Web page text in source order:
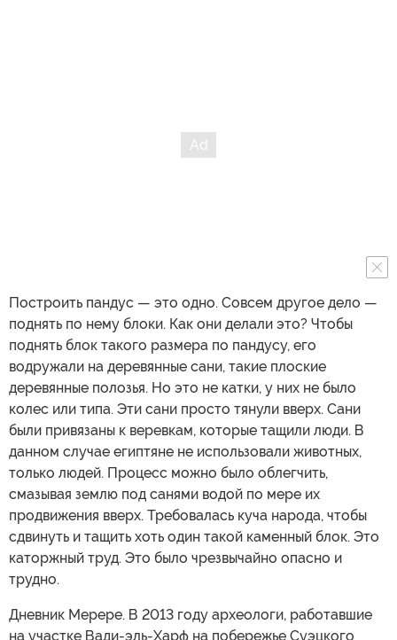
Построить пандус — это одно. Совсем другое дело —
поднять по нему блоки. Как они делали это? Чтобы
поднять блок такого размера по пандусу, его
водружали на деревянные сани, такие плоские
деревянные полозья. Но это не катки, у них не было
колес или типа. Эти сани просто тянули вверх. Сани
были привязаны к веревкам, которые тащили люди. В
данном случае египтяне не использовали животных,
только людей. Процесс можно было облегчить,
смазывая землю под санями водой по мере их
продвижения вверх. Требовалась куча народа, чтобы
сдвинуть и тащить хоть один такой каменный блок. Это
каторжный труд. Это было чрезвычайно опасно и
трудно.
Дневник Мерере. В 2013 году археологи, работавшие
на участке Вади-эль-Харф на побережье Суэцкого